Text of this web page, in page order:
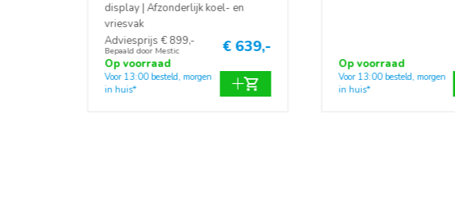
display | Afzonderlijk koel- en
vriesvak
Adviesprijs € 899,-
Bepaald door Mestic € 639,-
Op voorraad
Voor 13:00 besteld, morgen
in huis*
Op voorraad
Voor 13:00 besteld, morgen
in huis*